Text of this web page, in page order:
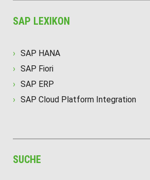
SAP LEXIKON
SAP HANA
SAP Fiori
SAP ERP
SAP Cloud Platform Integration
SUCHE